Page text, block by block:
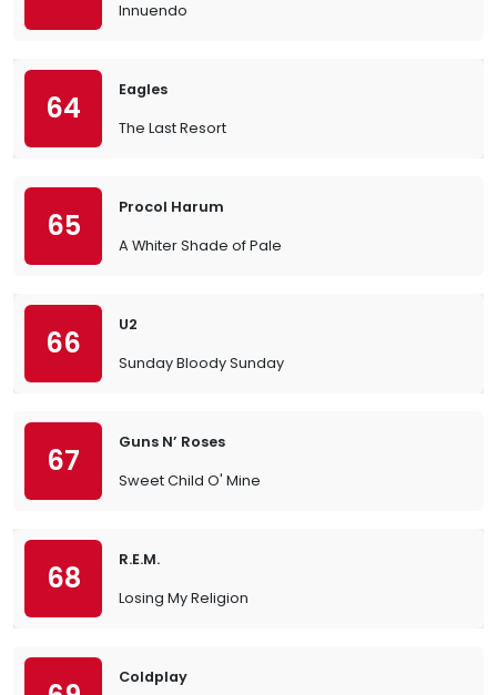
Innuendo
64
Eagles
The Last Resort
65
Procol Harum
A Whiter Shade of Pale
66
U2
Sunday Bloody Sunday
67
Guns N’ Roses
Sweet Child O' Mine
68
R.E.M.
Losing My Religion
Coldplay